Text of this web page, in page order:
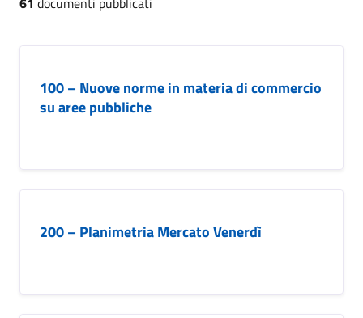
100 – Nuove norme in materia di commercio
su aree pubbliche
200 – Planimetria Mercato Venerdì